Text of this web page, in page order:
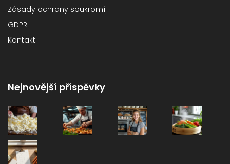
Zásady ochrany soukromí
GDPR
Kontakt
Nejnovější příspěvky